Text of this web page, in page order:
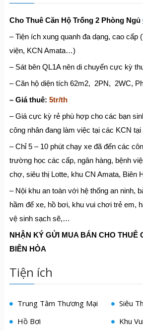
Cho Thuê Căn Hộ Trống 2 Phòng Ngủ
– Tiện ích xung quanh đa dạng, cao cấp
viện, KCN Amata…)
– Sát bên QL1A nên di chuyển cực kỳ
– Căn hộ diện tích 62m2, 2PN, 2WC,
– Giá thuê: 5tr/th
– Giá cực kỳ rẻ phù hợp cho các bạn
công nhân đang làm việc tại các KCN tại
– Chỉ 5 – 10 phút chạy xe đã đến các
trường học các cấp, ngân hàng, bệnh
chợ, siêu thị Lotte, khu CN Amata, Biên
– Nội khu an toàn với hệ thống an ninh,
hầm để xe, hồ bơi, khu vui chơi trẻ em,
vệ sinh sạch sẽ,…
NHẬN KÝ GỬI MUA BÁN CHO THUÊ
BIÊN HÒA
Tiện ích
Trung Tâm Thương Mại
Siêu
Hồ Bơi
Khu